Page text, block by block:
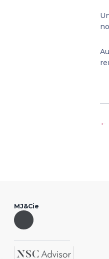
←
MJ&Cie